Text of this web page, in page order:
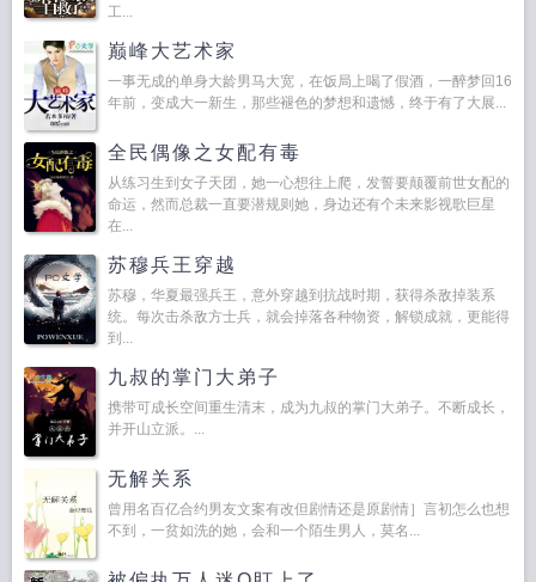
工...
巅峰大艺术家
一事无成的单身大龄男马大宽，在饭局上喝了假酒，一醉梦回16
年前，变成大一新生，那些褪色的梦想和遗憾，终于有了大展...
全民偶像之女配有毒
从练习生到女子天团，她一心想往上爬，发誓要颠覆前世女配的
命运，然而总裁一直要潜规则她，身边还有个未来影视歌巨星
在...
苏穆兵王穿越
苏穆，华夏最强兵王，意外穿越到抗战时期，获得杀敌掉装系
统。每次击杀敌方士兵，就会掉落各种物资，解锁成就，更能得
到...
九叔的掌门大弟子
携带可成长空间重生清末，成为九叔的掌门大弟子。不断成长，
并开山立派。...
无解关系
曾用名百亿合约男友文案有改但剧情还是原剧情］言初怎么也想
不到，一贫如洗的她，会和一个陌生男人，莫名...